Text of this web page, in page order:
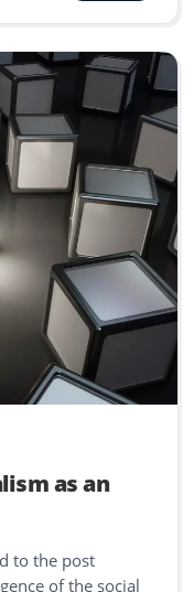
as an
to the post
of the social